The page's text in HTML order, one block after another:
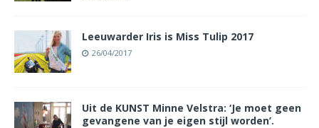
Leeuwarder Iris is Miss Tulip 2017
26/04/2017
Uit de KUNST Minne Velstra: ‘Je moet geen
gevangene van je eigen stijl worden’.